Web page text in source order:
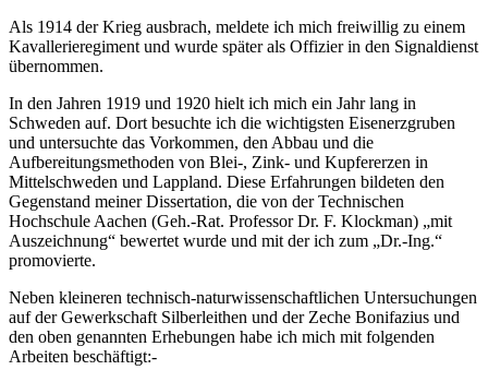
Als 1914 der Krieg ausbrach, meldete ich mich freiwillig zu einem
Kavallerieregiment und wurde später als Offizier in den Signaldienst
übernommen.
In den Jahren 1919 und 1920 hielt ich mich ein Jahr lang in
Schweden auf. Dort besuchte ich die wichtigsten Eisenerzgruben
und untersuchte das Vorkommen, den Abbau und die
Aufbereitungsmethoden von Blei-, Zink- und Kupfererzen in
Mittelschweden und Lappland. Diese Erfahrungen bildeten den
Gegenstand meiner Dissertation, die von der Technischen
Hochschule Aachen (Geh.-Rat. Professor Dr. F. Klockman) „mit
Auszeichnung“ bewertet wurde und mit der ich zum „Dr.-Ing.“
promovierte.
Neben kleineren technisch-naturwissenschaftlichen Untersuchungen
auf der Gewerkschaft Silberleithen und der Zeche Bonifazius und
den oben genannten Erhebungen habe ich mich mit folgenden
Arbeiten beschäftigt:-